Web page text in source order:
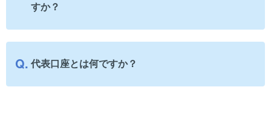
すか？
代表口座とは何ですか？